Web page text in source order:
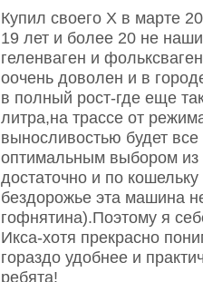
Купил своего Х в марте
19 лет и более 20 не
геленваген и
оочень доволен и в
в полный рост-где еще
литра,на трассе от
выносливостью будет
оптимальным выбором из
достаточно и по
бездорожье эта машина
гофнятина).Поэтому я
Икса-хотя прекрасно
гораздо удобнее и
ребята!